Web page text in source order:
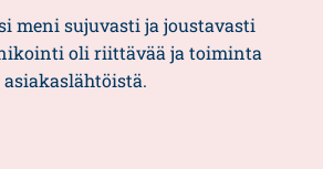
meni sujuvasti ja joustavasti
oli riittävää ja toiminta
asiakaslähtöistä.